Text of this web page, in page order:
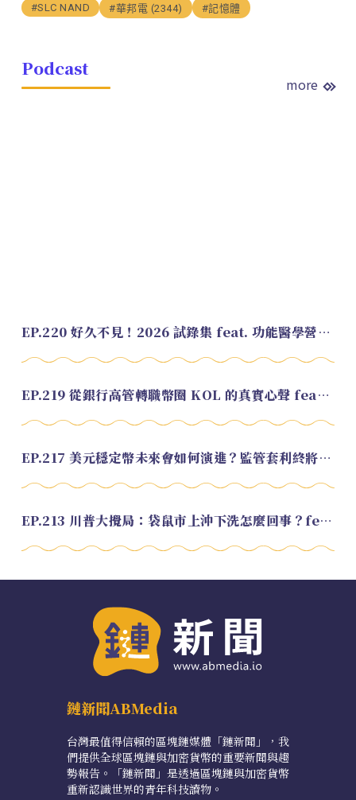
#SLC NAND
#華邦電 (2344) #記憶體
Podcast
more
EP.220 好久不見！2026 試錄集 feat. 功能醫學營養師 美寶
EP.219 從銀行高管轉職幣圈 KOL 的真實心聲 feat.龜大
EP.217 美元穩定幣未來會如何演進？監管套利終將收斂？feat. 研究員 余哲安
EP.213 川普大攪局：袋鼠市上沖下洗怎麼回事？feat. Alvin
鏈新聞ABMedia
台灣最值得信賴的區塊鏈媒體「鏈新聞」，我
們提供全球區塊鏈與加密貨幣的重要新聞與趨
勢報告。「鏈新聞」是透過區塊鏈與加密貨幣
重新認識世界的青年科技讀物。